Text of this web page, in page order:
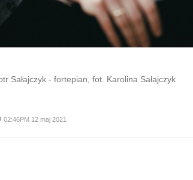
Sałajczyk - fortepian, fot. Karolina Sałajczyk
02:46PM 12 maj 2021